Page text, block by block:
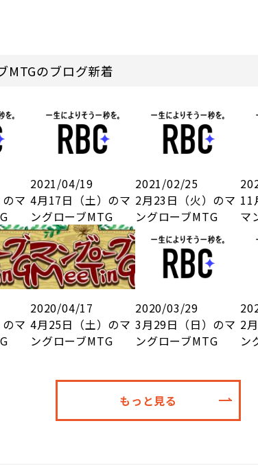
MTGのブログ新着
マ
2021/04/19
4月17日（土）のマ
ングローブMTG
2021/02/25
2月23日（火）のマ
ングローブMTG
11
マ
マ
2020/04/17
4月25日（土）のマ
ングローブMTG
2020/03/29
3月29日（日）のマ
ングローブMTG
2
ン
もっと見る